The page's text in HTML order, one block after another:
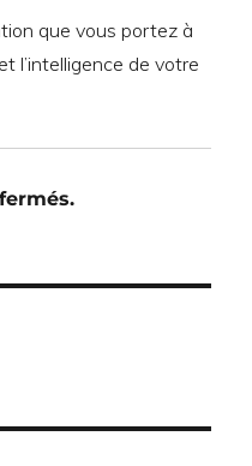
que vous portez à
l’intelligence de votre